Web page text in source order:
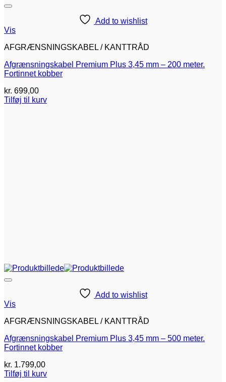
Add to wishlist
Vis
AFGRÆNSNINGSKABEL / KANTTRÅD
Afgrænsningskabel Premium Plus 3,45 mm – 200 meter.
Fortinnet kobber
kr. 699,00
Tilføj til kurv
Add to wishlist
Vis
AFGRÆNSNINGSKABEL / KANTTRÅD
Afgrænsningskabel Premium Plus 3,45 mm – 500 meter.
Fortinnet kobber
kr. 1.799,00
Tilføj til kurv